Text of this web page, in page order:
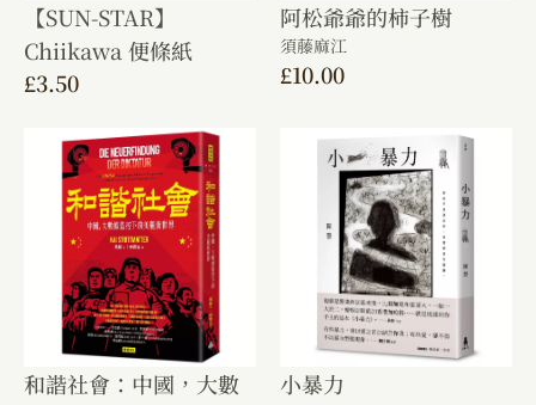
【SUN-STAR】
Chiikawa 便條紙
£3.50
阿松爺爺的柿子樹
須藤麻江
£10.00
和諧社會：中國，大數
小暴力